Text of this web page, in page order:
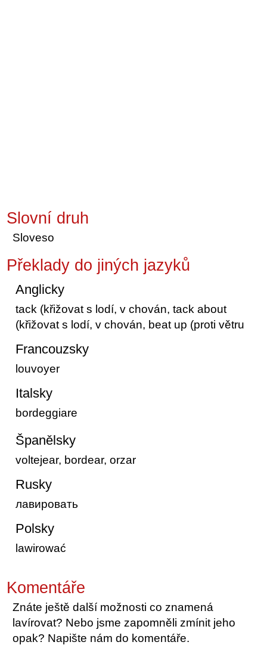
Slovní druh
Sloveso
Překlady do jiných jazyků
Anglicky
tack (křižovat s lodí, v chován, tack about
(křižovat s lodí, v chován, beat up (proti větru
Francouzsky
louvoyer
Italsky
bordeggiare
Španělsky
voltejear, bordear, orzar
Rusky
лавировать
Polsky
lawirować
Komentáře
Znáte ještě další možnosti co znamená
lavírovat? Nebo jsme zapomněli zmínit jeho
opak? Napište nám do komentáře.